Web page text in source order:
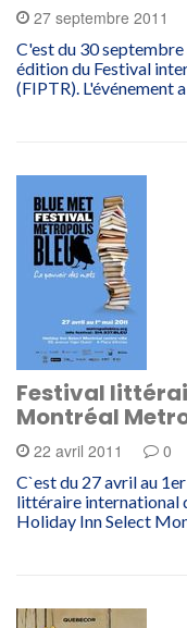
27 septembre 2011
C'est du 30
édition du Festival
(FIPTR). L'événement
Festival
Montréal
22 avril 2011 0
C`est du 27 avril au
littéraire international
Holiday Inn Select